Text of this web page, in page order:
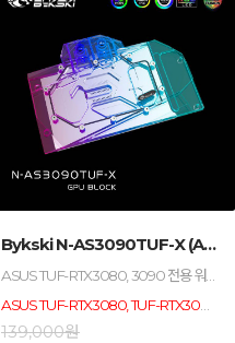
Bykski N-AS3090TUF-X (ASUS T...
ASUS TUF-RTX3080, TUF-RTX3090 전용 워터블럭입니다, 다른 제품과 호환 불가.
139,000원